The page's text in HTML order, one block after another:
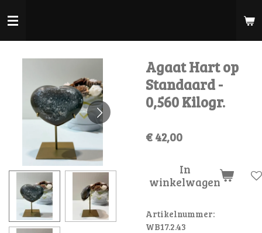
direct
Agaat Hart op
Standaard -
0,560 Kilogr.
€ 42,00
In
winkelwagen
Artikelnummer:
WB17.2.43